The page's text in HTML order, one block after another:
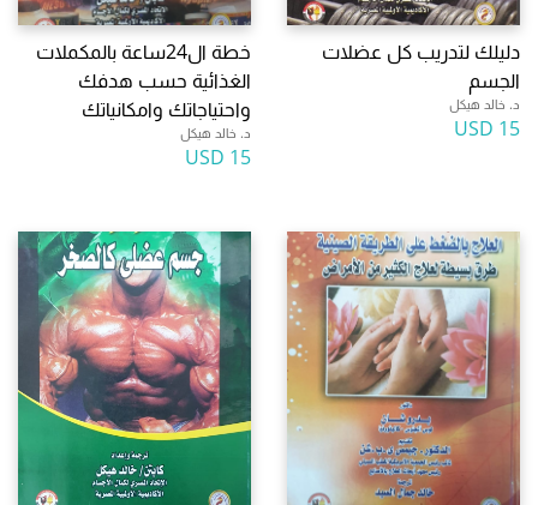
دليلك لتدريب كل عضلات
الجسم
د. خالد هيكل
15 USD
خطة ال24ساعة بالمكملات
الغذائية حسب هدفك
واحتياجاتك وامكانياتك
د. خالد هيكل
15 USD